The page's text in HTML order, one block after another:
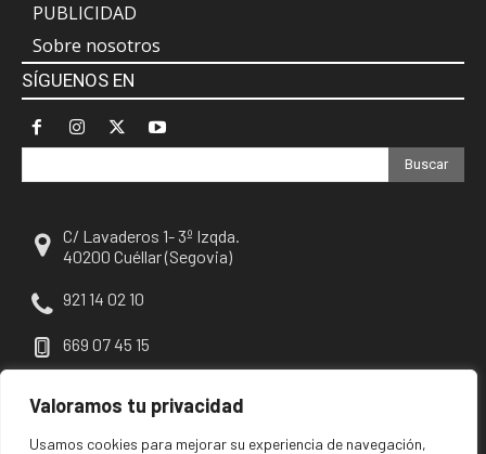
Valoramos tu privacidad
Usamos cookies para mejorar su experiencia de navegación,
PUBLICIDAD
Sobre nosotros
SÍGUENOS EN
Buscar
C/ Lavaderos 1- 3º Izqda.
40200 Cuéllar (Segovia)
921 14 02 10
669 07 45 15